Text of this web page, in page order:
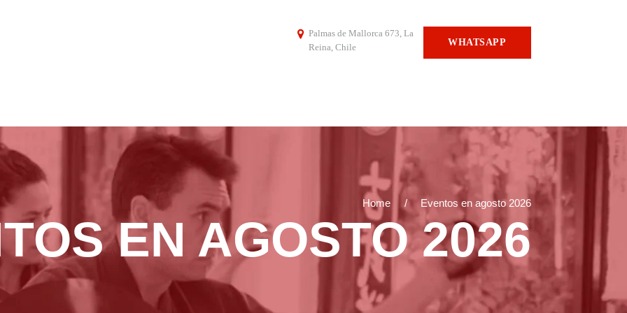
WHATSAPP
Palmas de Mallorca 673, La
Reina, Chile
Home Eventos en agosto 2026
EN AGOSTO 2026